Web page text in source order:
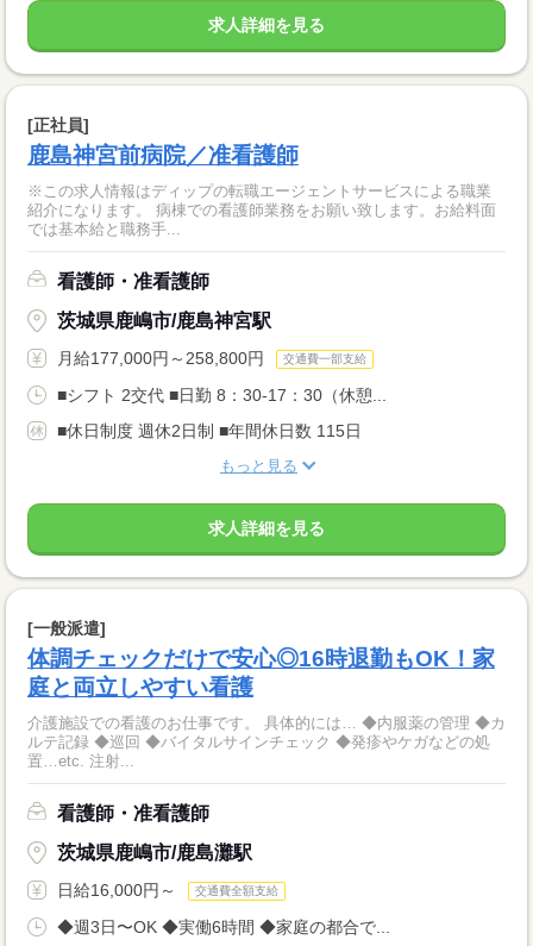
求人詳細を見る
[正社員]
鹿島神宮前病院／准看護師
※この求人情報はディップの転職エージェントサービスによる職業
紹介になります。 病棟での看護師業務をお願い致します。お給料面
では基本給と職務手...
看護師・准看護師
茨城県鹿嶋市/鹿島神宮駅
月給177,000円～258,800円 交通費一部支給
■シフト 2交代 ■日勤 8：30-17：30（休憩...
■休日制度 週休2日制 ■年間休日数 115日
もっと見る
求人詳細を見る
[一般派遣]
体調チェックだけで安心◎16時退勤もOK！家
庭と両立しやすい看護
介護施設での看護のお仕事です。 具体的には… ◆内服薬の管理 ◆カ
ルテ記録 ◆巡回 ◆バイタルサインチェック ◆発疹やケガなどの処
置…etc. 注射...
看護師・准看護師
茨城県鹿嶋市/鹿島灘駅
日給16,000円～ 交通費全額支給
◆週3日〜OK ◆実働6時間 ◆家庭の都合で...